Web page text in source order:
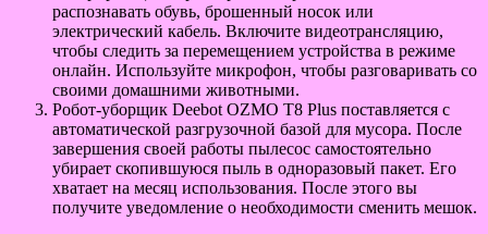
распознавать обувь, брошенный носок или
электрический кабель. Включите видеотрансляцию,
чтобы следить за перемещением устройства в режиме
онлайн. Используйте микрофон, чтобы разговаривать со
своими домашними животными.
Робот-уборщик Deebot OZMO T8 Plus поставляется с
автоматической разгрузочной базой для мусора. После
завершения своей работы пылесос самостоятельно
убирает скопившуюся пыль в одноразовый пакет. Его
хватает на месяц использования. После этого вы
получите уведомление о необходимости сменить мешок.